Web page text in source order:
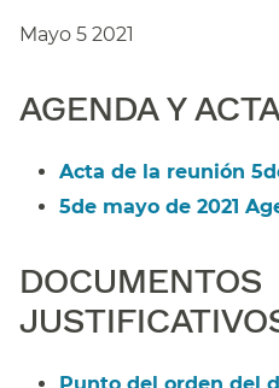
Mayo 5 2021​​
AGENDA Y
Acta de la reunión
5de mayo de 2021
DOCUMENTOS
Punto del orden del